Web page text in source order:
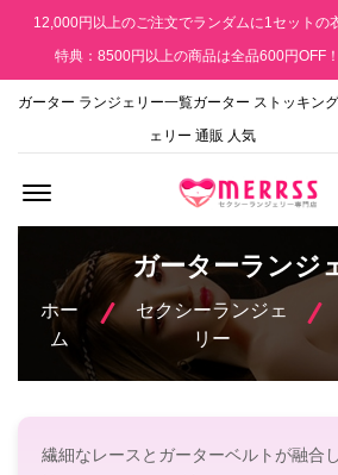
12,000円以上のご注文でランダムに1セットの
特典：8500円以上の商品は全品600円OFF
ガーター ランジェリー一覧ガーター ストッキン
ェリー 通販 人気
ガーターランジ
ホー
ム
セクシーランジェ
リー
繊細なレースとガーターベルトが融合